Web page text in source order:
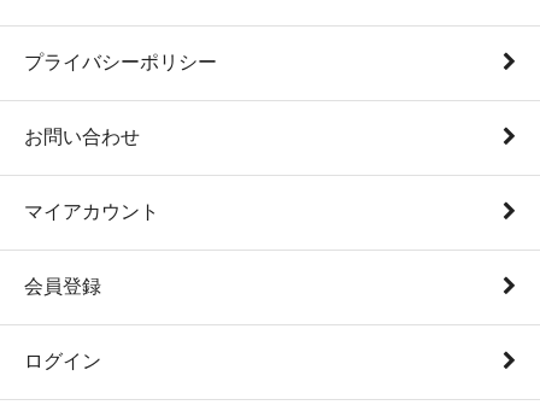
プライバシーポリシー
お問い合わせ
マイアカウント
会員登録
ログイン